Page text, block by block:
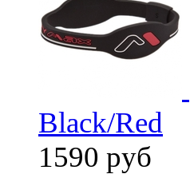
Black/Red
1590 руб